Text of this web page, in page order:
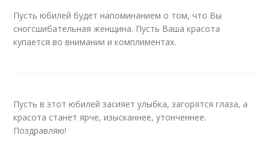
Пусть юбилей будет напоминанием о том, что Вы
сногсшибательная женщина. Пусть Ваша красота
купается во внимании и комплиментах.
Пусть в этот юбилей засияет улыбка, загорятся глаза, а
красота станет ярче, изысканнее, утонченнее.
Поздравляю!